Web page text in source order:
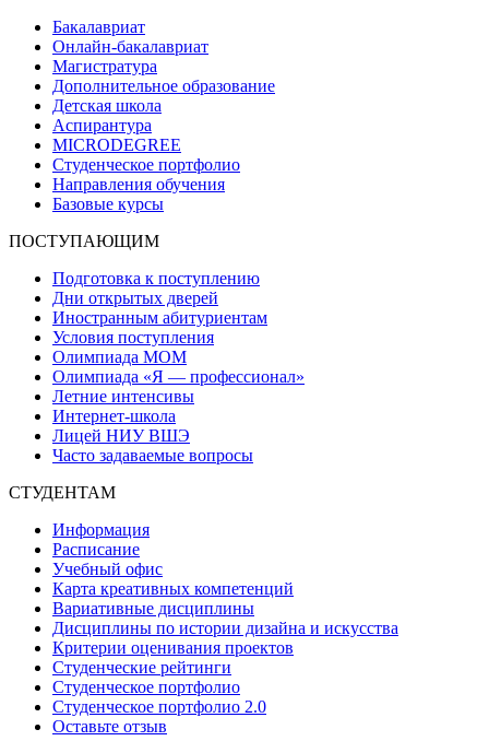
Бакалавриат
Онлайн-бакалавриат
Магистратура
Дополнительное образование
Детская школа
Аспирантура
MICRODEGREE
Студенческое портфолио
Направления обучения
Базовые курсы
ПОСТУПАЮЩИМ
Подготовка к поступлению
Дни открытых дверей
Иностранным абитуриентам
Условия поступления
Олимпиада МОМ
Олимпиада «Я — профессионал»
Летние интенсивы
Интернет-школа
Лицей НИУ ВШЭ
Часто задаваемые вопросы
СТУДЕНТАМ
Информация
Расписание
Учебный офис
Карта креативных компетенций
Вариативные дисциплины
Дисциплины по истории дизайна и искусства
Критерии оценивания проектов
Студенческие рейтинги
Студенческое портфолио
Студенческое портфолио 2.0
Оставьте отзыв